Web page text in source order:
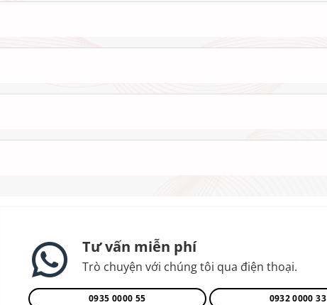
Tư vấn miễn phí
Trò chuyện với chúng tôi qua điện thoại.
0935 0000 55 0932 0000 33